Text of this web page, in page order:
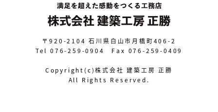
〒920-2104 石川県白山市月橋町406-2
Tel 076-259-0904 Fax 076-259-0409
Copyright(c)株式会社 建築工房 正勝
All Rights Reserved.